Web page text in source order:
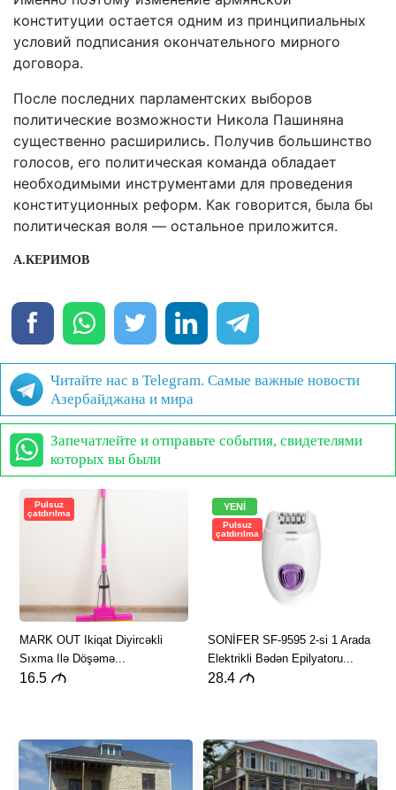
конституции остается одним из принципиальных
условий подписания окончательного мирного
договора.
После последних парламентских выборов
политические возможности Никола Пашиняна
существенно расширились. Получив большинство
голосов, его политическая команда обладает
необходимыми инструментами для проведения
конституционных реформ. Как говорится, была бы
политическая воля — остальное приложится.
А.КЕРИМОВ
Читайте нас в Telegram. Самые важные новости
Азербайджана и мира
Запечатлейте и отправьте события, свидетелями
которых вы были